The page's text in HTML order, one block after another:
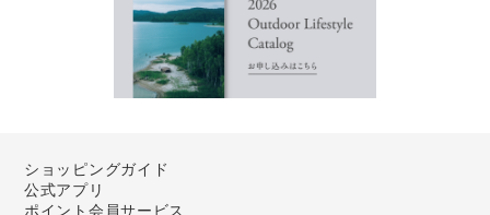
ショッピングガイド
公式アプリ
ポイント会員サービス